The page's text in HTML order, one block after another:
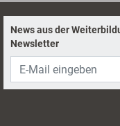
News aus der
Newsletter